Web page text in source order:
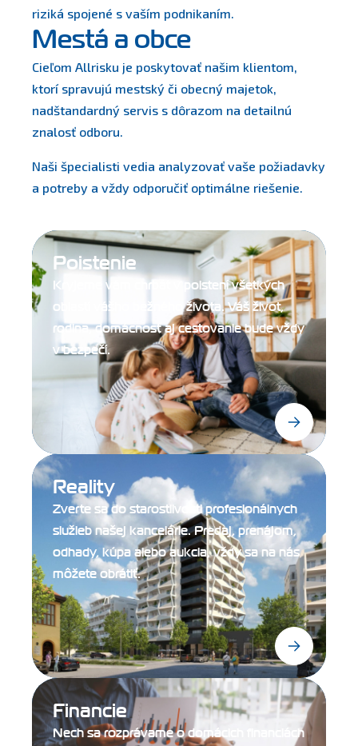
riziká spojené s vaším podnikaním.
Mestá a obce
Cieľom Allrisku je poskytovať našim klientom,
ktorí spravujú mestský či obecný majetok,
nadštandardný servis s dôrazom na detailnú
znalosť odboru.
Naši špecialisti vedia analyzovať vaše požiadavky
a potreby a vždy odporučiť optimálne riešenie.
Poistenie
Kryjeme vám chrbát v poistení všetkých
oblastí vášho bežného života. Váš život,
rodina, domácnosť aj cestovanie bude vždy
v bezpečí.
Reality
Zverte sa do starostlivosti profesionálnych
služieb našej kancelárie. Predaj, prenájom,
odhady, kúpa alebo aukcia, vždy sa na nás
môžete obrátiť.
Financie
Nech sa rozprávame o domácich financiách